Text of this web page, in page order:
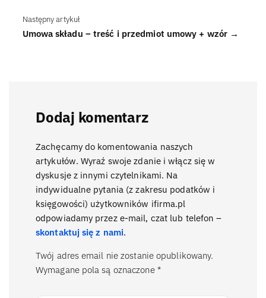
Następny artykuł
Umowa składu – treść i przedmiot umowy + wzór →
Dodaj komentarz
Zachęcamy do komentowania naszych
artykułów. Wyraź swoje zdanie i włącz się w
dyskusje z innymi czytelnikami. Na
indywidualne pytania (z zakresu podatków i
księgowości) użytkowników ifirma.pl
odpowiadamy przez e-mail, czat lub telefon –
skontaktuj się z nami.
Twój adres email nie zostanie opublikowany.
Wymagane pola są oznaczone *